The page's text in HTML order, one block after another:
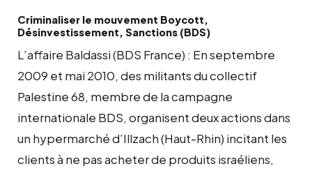
Criminaliser le mouvement Boycott,
Désinvestissement, Sanctions (BDS)
L’affaire Baldassi (BDS France) : En septembre
2009 et mai 2010, des militants du collectif
Palestine 68, membre de la campagne
internationale BDS, organisent deux actions dans
un hypermarché d’Illzach (Haut-Rhin) incitant les
clients à ne pas acheter de produits israéliens,